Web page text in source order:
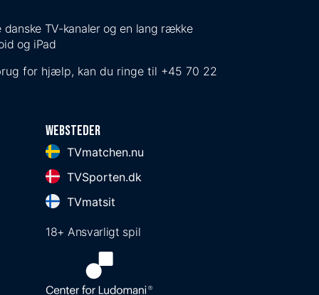
TV-kanaler og en lang række
og iPad
for hjælp, kan du ringe til +45 70 22
Websteder
TVmatchen.nu
TVSporten.dk
TVmatsit
18+ Ansvarligt spil